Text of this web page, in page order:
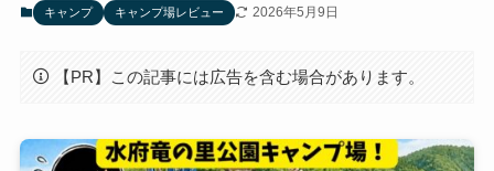
キャンプ キャンプ場レビュー 2026年5月9日
【PR】この記事には広告を含む場合があります。